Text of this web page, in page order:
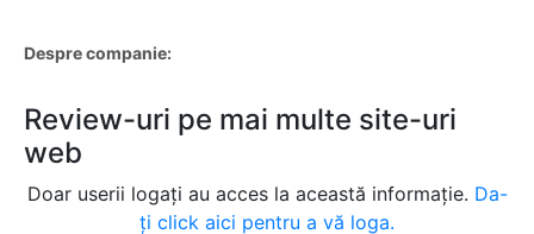
Despre companie:
Review-uri pe mai multe site-uri
web
Doar userii logați au acces la această informație. Da-
ți click aici pentru a vă loga.